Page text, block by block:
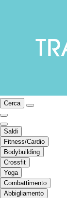
Cerca
Saldi
Fitness/Cardio
Bodybuilding
Crossfit
Yoga
Combattimento
Abbigliamento